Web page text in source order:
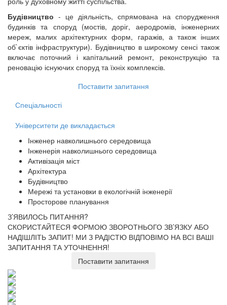
Будівництво - це діяльність, спрямована на спорудження
будинків та споруд (мостів, доріг, аеродромів, інженерних
мереж, малих архітектурних форм, гаражів, а також інших
об`єктів інфраструктури). Будівництво в широкому сенсі також
включає поточний і капітальний ремонт, реконструкцію та
реновацію існуючих споруд та їхніх комплексів.
Поставити запитання
Спеціальності
Університети де викладається
Інженер навколишнього середовища
Інженерія навколишнього середовища
Активізація міст
Архітектура
Будівництво
Мережі та установки в екологічній інженерії
Просторове планування
З’ЯВИЛОСЬ ПИТАННЯ?
СКОРИСТАЙТЕСЯ ФОРМОЮ ЗВОРОТНЬОГО ЗВ’ЯЗКУ АБО
НАДІШЛІТЬ ЗАПИТ! МИ З РАДІСТЮ ВІДПОВІМО НА ВСІ ВАШІ
ЗАПИТАННЯ ТА УТОЧНЕННЯ!
Поставити запитання